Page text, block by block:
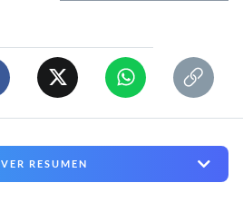
VER RESUMEN